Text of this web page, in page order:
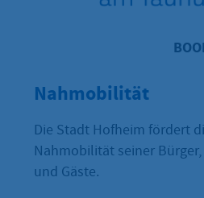
Nahmobilität
Die Stadt Hofheim fördert
Nahmobilität seiner
und Gäste.